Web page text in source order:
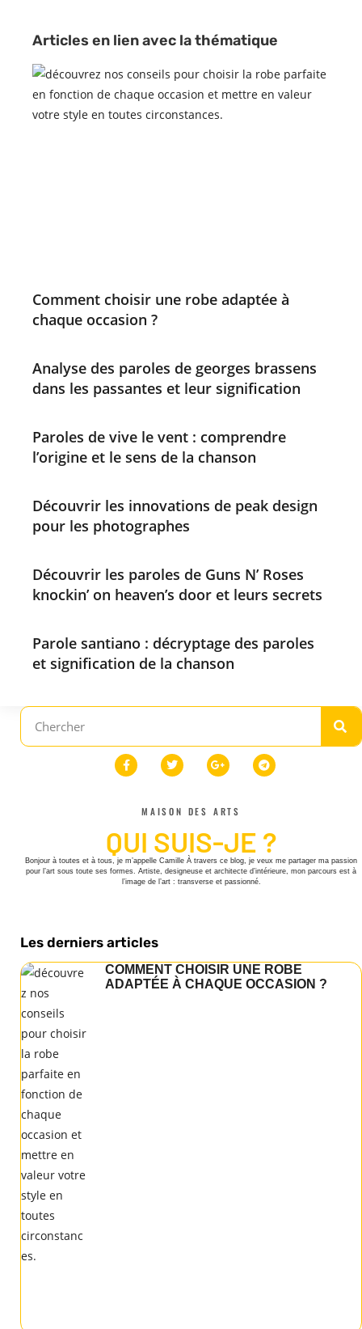
Articles en lien avec la thématique
Comment choisir une robe adaptée à
chaque occasion ?
Analyse des paroles de georges brassens
dans les passantes et leur signification
Paroles de vive le vent : comprendre
l’origine et le sens de la chanson
Découvrir les innovations de peak design
pour les photographes
Découvrir les paroles de Guns N’ Roses
knockin’ on heaven’s door et leurs secrets
Parole santiano : décryptage des paroles
et signification de la chanson
MAISON DES ARTS
QUI SUIS-JE ?
Bonjour à toutes et à tous, je m’appelle Camille À travers ce blog, je veux me partager ma passion
pour l’art sous toute ses formes. Artiste, designeuse et architecte d’intérieure, mon parcours est à
l’image de l’art : transverse et passionné.
Les derniers articles
COMMENT CHOISIR UNE ROBE
ADAPTÉE À CHAQUE OCCASION ?